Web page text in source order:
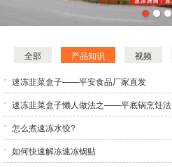
全部 产品知识 视频
速冻韭菜盒子——平安食品厂家直发
速冻韭菜盒子懒人做法之——平底锅烹饪法
怎么煮速冻水饺?
如何快速解冻速冻锅贴